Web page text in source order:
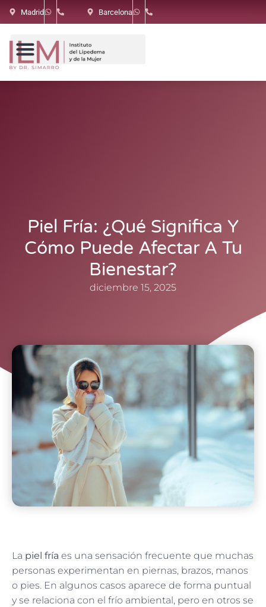
Madrid Barcelona
Piel Fría: ¿qué Significa Y
Cómo Puede Afectar A Tu
Bienestar?
diciembre 15, 2025
La piel fría es una sensación frecuente que muchas
personas experimentan en piernas, brazos, manos
o pies. En algunos casos aparece de forma puntual
y se relaciona con el frío ambiental, pero en otros se